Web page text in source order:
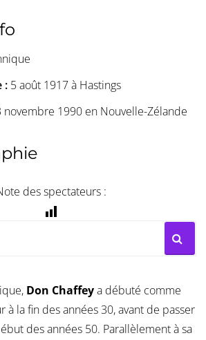
: 5 août 1917 à Hastings
novembre 1990 en Nouvelle-Zélande
des spectateurs :
Don Chaffeya débuté comme
à la fin des années 30, avant de passer
des années 50. Parallèlement à sa